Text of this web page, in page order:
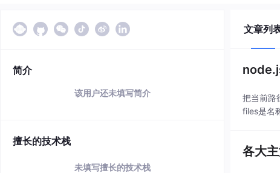
简介
该用户还未填写简介
擅长的技术栈
未填写擅长的技术栈
文章列
把当前
files是名
各大